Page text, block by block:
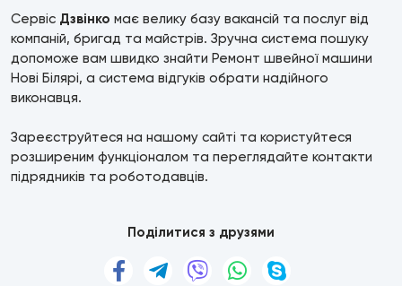
Сервіс Дзвінко має велику базу вакансій та послуг від
компаній, бригад та майстрів. Зручна система пошуку
допоможе вам швидко знайти Ремонт швейної машини
Нові Білярі, а система відгуків обрати надійного
виконавця.
Зареєструйтеся на нашому сайті та користуйтеся
розширеним функціоналом та переглядайте контакти
підрядників та роботодавців.
Поділитися з друзями